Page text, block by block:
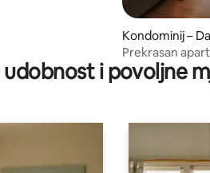
Kondominij –
Prekrasan
vulkanske Eifela
udobnost i povoljne